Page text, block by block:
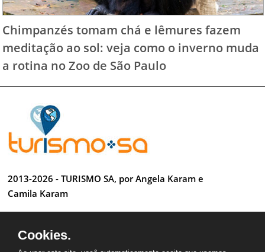
Chimpanzés tomam chá e lêmures fazem
meditação ao sol: veja como o inverno muda
a rotina no Zoo de São Paulo
2013-2026 - TURISMO SA, por Angela Karam e
Camila Karam
Desenvolvido por Anderson Luiz
Cookies.